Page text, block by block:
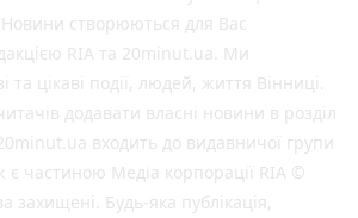
Новини створюються для Вас
RIA та 20minut.ua. Ми
цікаві події, людей, життя Вінниці.
додавати власні новини в розділ
входить до видавничої групи
є частиною Медіа корпорації RIA ©
захищені. Будь-яка публiкацiя,